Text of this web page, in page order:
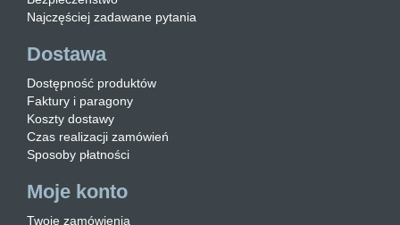
Najczęściej zadawane pytania
Dostawa
Dostępność produktów
Faktury i paragony
Koszty dostawy
Czas realizacji zamówień
Sposoby płatności
Moje konto
Twoje zamówienia